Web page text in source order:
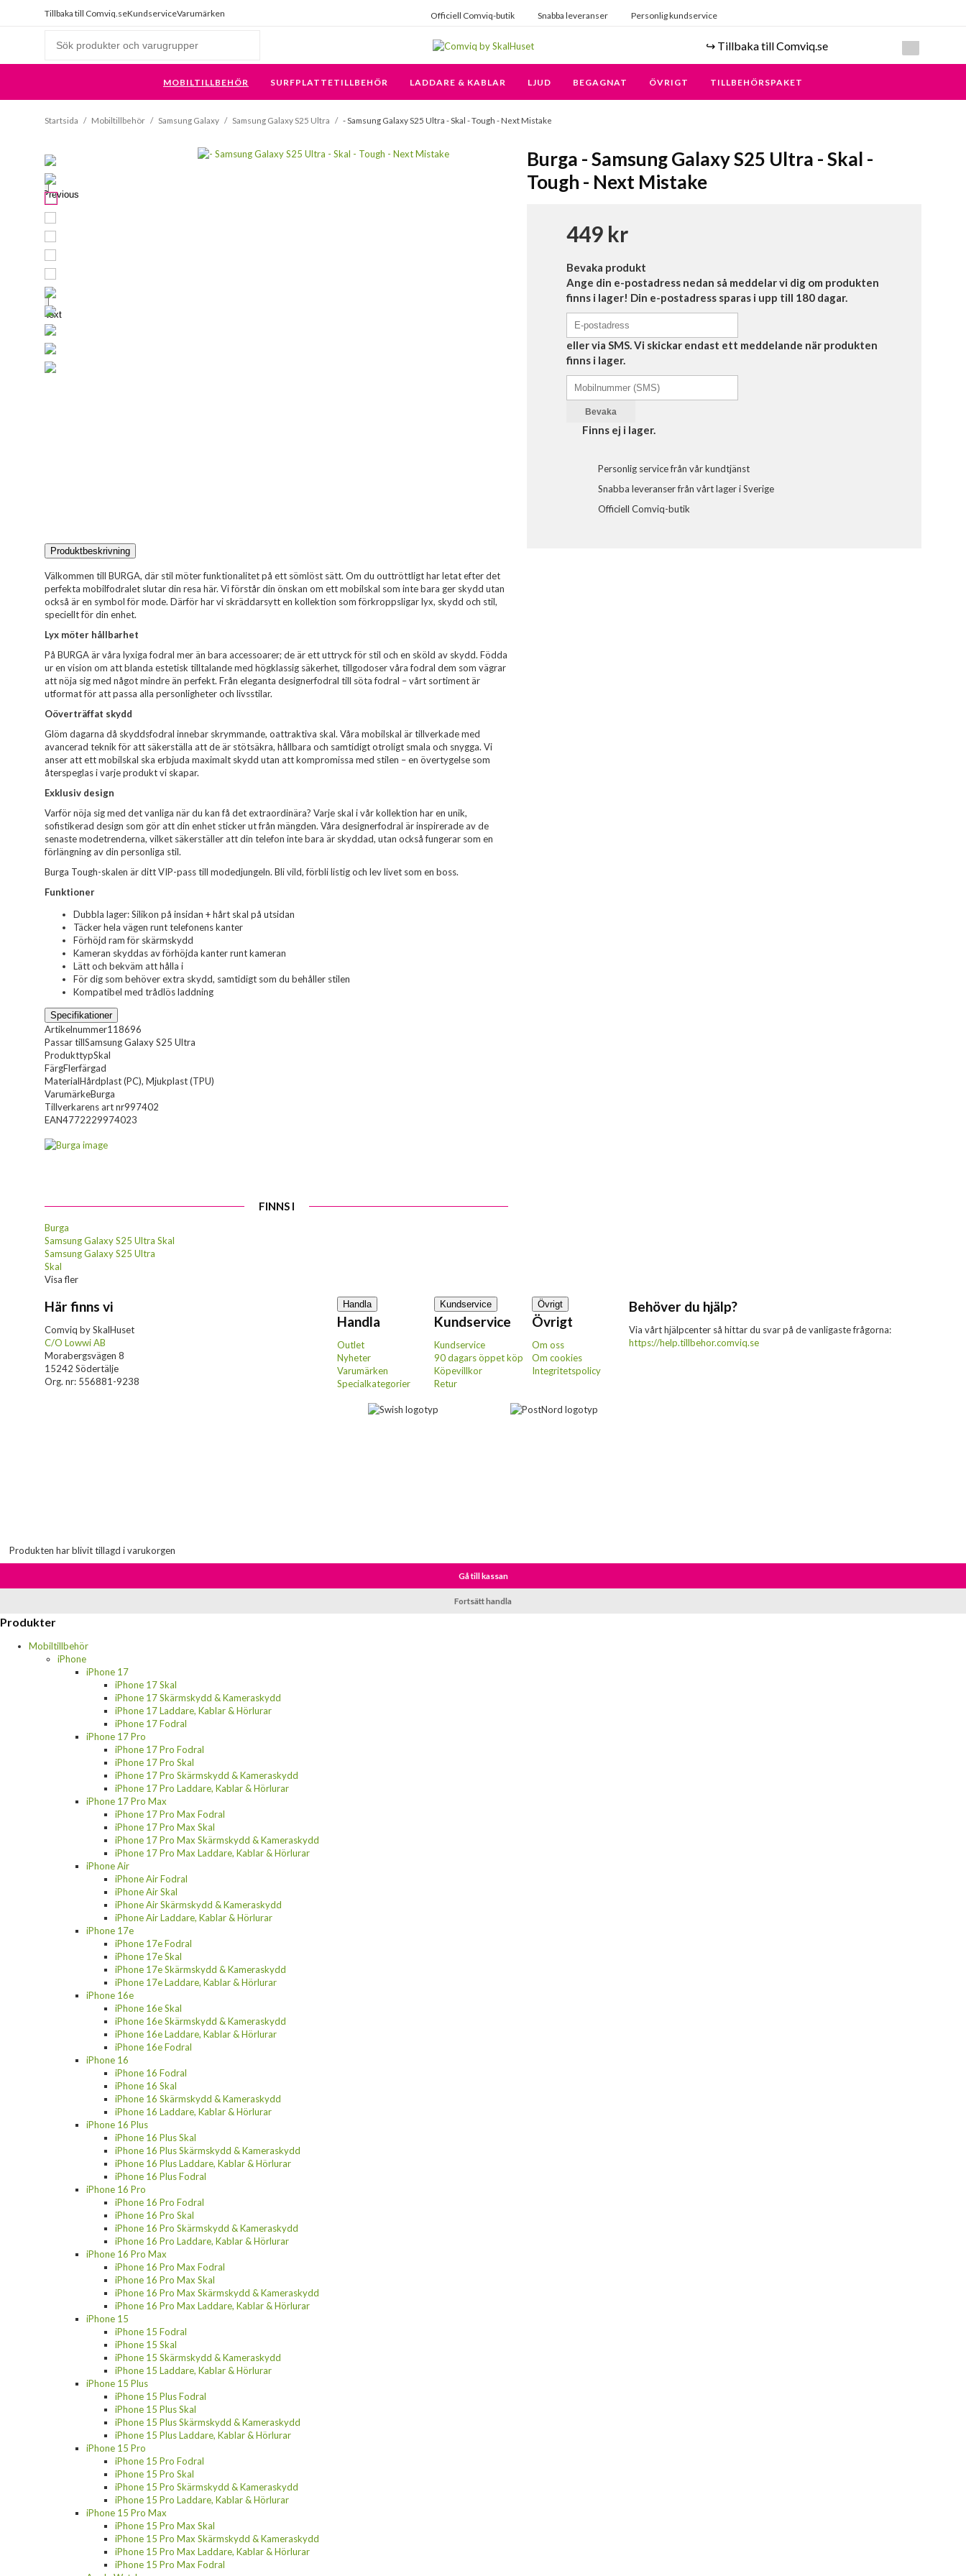
Tillbaka till Comviq.seKundserviceVarumärken Officiell Comviq-butik Snabba leveranser Personlig kundservice
↪️ Tillbaka till Comviq.se
MOBILTILLBEHÖR SURFPLATTETILLBEHÖR LADDARE & KABLAR LJUD BEGAGNAT ÖVRIGT TILLBEHÖRSPAKET
Startsida / Mobiltillbehör / Samsung Galaxy / Samsung Galaxy S25 Ultra / - Samsung Galaxy S25 Ultra - Skal - Tough - Next Mistake
Previous
Next
Burga - Samsung Galaxy S25 Ultra - Skal -
Tough - Next Mistake
449 kr
Bevaka produkt
Ange din e-postadress nedan så meddelar vi dig om produkten
finns i lager! Din e-postadress sparas i upp till 180 dagar.
eller via SMS. Vi skickar endast ett meddelande när produkten
finns i lager.
Bevaka
Finns ej i lager.
Personlig service från vår kundtjänst
Snabba leveranser från vårt lager i Sverige
Officiell Comviq-butik
Produktbeskrivning
Välkommen till BURGA, där stil möter funktionalitet på ett sömlöst sätt. Om du outtröttligt har letat efter det
perfekta mobilfodralet slutar din resa här. Vi förstår din önskan om ett mobilskal som inte bara ger skydd utan
också är en symbol för mode. Därför har vi skräddarsytt en kollektion som förkroppsligar lyx, skydd och stil,
speciellt för din enhet.
Lyx möter hållbarhet
På BURGA är våra lyxiga fodral mer än bara accessoarer; de är ett uttryck för stil och en sköld av skydd. Födda
ur en vision om att blanda estetisk tilltalande med högklassig säkerhet, tillgodoser våra fodral dem som vägrar
att nöja sig med något mindre än perfekt. Från eleganta designerfodral till söta fodral – vårt sortiment är
utformat för att passa alla personligheter och livsstilar.
Oöverträffat skydd
Glöm dagarna då skyddsfodral innebar skrymmande, oattraktiva skal. Våra mobilskal är tillverkade med
avancerad teknik för att säkerställa att de är stötsäkra, hållbara och samtidigt otroligt smala och snygga. Vi
anser att ett mobilskal ska erbjuda maximalt skydd utan att kompromissa med stilen – en övertygelse som
återspeglas i varje produkt vi skapar.
Exklusiv design
Varför nöja sig med det vanliga när du kan få det extraordinära? Varje skal i vår kollektion har en unik,
sofistikerad design som gör att din enhet sticker ut från mängden. Våra designerfodral är inspirerade av de
senaste modetrenderna, vilket säkerställer att din telefon inte bara är skyddad, utan också fungerar som en
förlängning av din personliga stil.
Burga Tough-skalen är ditt VIP-pass till modedjungeln. Bli vild, förbli listig och lev livet som en boss.
Funktioner
Dubbla lager: Silikon på insidan + hårt skal på utsidan
Täcker hela vägen runt telefonens kanter
Förhöjd ram för skärmskydd
Kameran skyddas av förhöjda kanter runt kameran
Lätt och bekväm att hålla i
För dig som behöver extra skydd, samtidigt som du behåller stilen
Kompatibel med trådlös laddning
Specifikationer
Artikelnummer118696
Passar tillSamsung Galaxy S25 Ultra
ProdukttypSkal
FärgFlerfärgad
MaterialHårdplast (PC), Mjukplast (TPU)
VarumärkeBurga
Tillverkarens art nr997402
EAN4772229974023
FINNS I
Burga
Samsung Galaxy S25 Ultra Skal
Samsung Galaxy S25 Ultra
Skal
Visa fler
Här finns vi
Comviq by SkalHuset
C/O Lowwi AB
Morabergsvägen 8
15242 Södertälje
Org. nr: 556881-9238
Handla
Handla
Outlet
Nyheter
Varumärken
Specialkategorier
Kundservice
Kundservice
Kundservice
90 dagars öppet köp
Köpevillkor
Retur
Övrigt
Övrigt
Om oss
Om cookies
Integritetspolicy
Behöver du hjälp?
Via vårt hjälpcenter så hittar du svar på de vanligaste frågorna:
https://help.tillbehor.comviq.se
Produkten har blivit tillagd i varukorgen
Gå till kassan
Fortsätt handla
Produkter
Mobiltillbehör
iPhone
iPhone 17
iPhone 17 Skal
iPhone 17 Skärmskydd & Kameraskydd
iPhone 17 Laddare, Kablar & Hörlurar
iPhone 17 Fodral
iPhone 17 Pro
iPhone 17 Pro Fodral
iPhone 17 Pro Skal
iPhone 17 Pro Skärmskydd & Kameraskydd
iPhone 17 Pro Laddare, Kablar & Hörlurar
iPhone 17 Pro Max
iPhone 17 Pro Max Fodral
iPhone 17 Pro Max Skal
iPhone 17 Pro Max Skärmskydd & Kameraskydd
iPhone 17 Pro Max Laddare, Kablar & Hörlurar
iPhone Air
iPhone Air Fodral
iPhone Air Skal
iPhone Air Skärmskydd & Kameraskydd
iPhone Air Laddare, Kablar & Hörlurar
iPhone 17e
iPhone 17e Fodral
iPhone 17e Skal
iPhone 17e Skärmskydd & Kameraskydd
iPhone 17e Laddare, Kablar & Hörlurar
iPhone 16e
iPhone 16e Skal
iPhone 16e Skärmskydd & Kameraskydd
iPhone 16e Laddare, Kablar & Hörlurar
iPhone 16e Fodral
iPhone 16
iPhone 16 Fodral
iPhone 16 Skal
iPhone 16 Skärmskydd & Kameraskydd
iPhone 16 Laddare, Kablar & Hörlurar
iPhone 16 Plus
iPhone 16 Plus Skal
iPhone 16 Plus Skärmskydd & Kameraskydd
iPhone 16 Plus Laddare, Kablar & Hörlurar
iPhone 16 Plus Fodral
iPhone 16 Pro
iPhone 16 Pro Fodral
iPhone 16 Pro Skal
iPhone 16 Pro Skärmskydd & Kameraskydd
iPhone 16 Pro Laddare, Kablar & Hörlurar
iPhone 16 Pro Max
iPhone 16 Pro Max Fodral
iPhone 16 Pro Max Skal
iPhone 16 Pro Max Skärmskydd & Kameraskydd
iPhone 16 Pro Max Laddare, Kablar & Hörlurar
iPhone 15
iPhone 15 Fodral
iPhone 15 Skal
iPhone 15 Skärmskydd & Kameraskydd
iPhone 15 Laddare, Kablar & Hörlurar
iPhone 15 Plus
iPhone 15 Plus Fodral
iPhone 15 Plus Skal
iPhone 15 Plus Skärmskydd & Kameraskydd
iPhone 15 Plus Laddare, Kablar & Hörlurar
iPhone 15 Pro
iPhone 15 Pro Fodral
iPhone 15 Pro Skal
iPhone 15 Pro Skärmskydd & Kameraskydd
iPhone 15 Pro Laddare, Kablar & Hörlurar
iPhone 15 Pro Max
iPhone 15 Pro Max Skal
iPhone 15 Pro Max Skärmskydd & Kameraskydd
iPhone 15 Pro Max Laddare, Kablar & Hörlurar
iPhone 15 Pro Max Fodral